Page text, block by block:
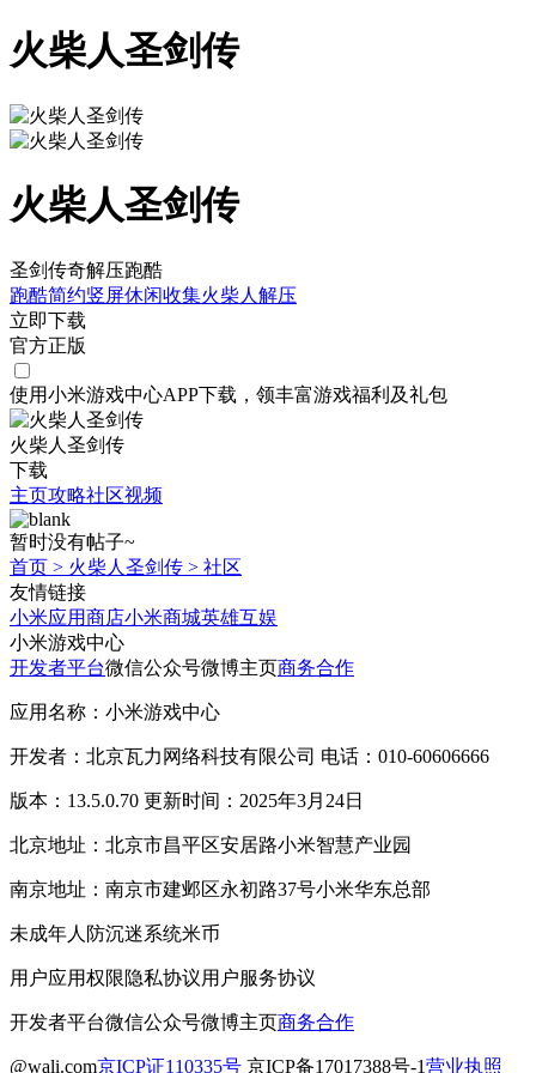
火柴人圣剑传
火柴人圣剑传
圣剑传奇解压跑酷
跑酷简约竖屏休闲收集火柴人 解压
立即下载
官方正版
使用小米游戏中心APP下载 ，领丰富游戏福利 及礼包
火柴人圣剑传
下载
主页攻略社区视频
暂时没有帖子~
首页 > 火柴人圣剑传 > 社区
友情链接
小米应用商店小米商城英雄互娱
小米游戏中心
开发者平台微信公众号微博主页商务合作
应用名称：小米游戏中心
开发者：北京瓦力网络科技有限公司 电话：010-60606666
版本：13.5.0.70 更新时间：2025年3月24日
北京地址：北京市昌平区安居路小米智慧产业园
南京地址：南京市建邺区永初路37号小米华东总部
未成年人防沉迷系统米币
用户应用权限隐私协议用户服务协议
开发者平台微信公众号微博主页商务合作
@wali.com京ICP证110335号 京ICP备17017388号-1营业执照